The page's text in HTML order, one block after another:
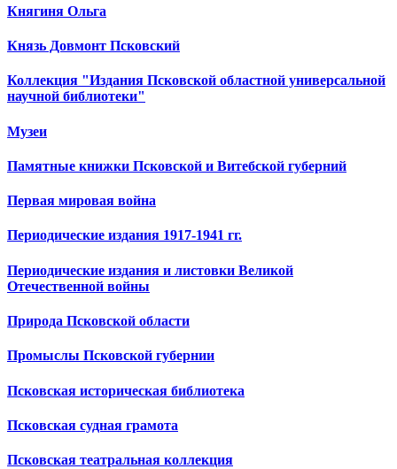
Княгиня Ольга
Князь Довмонт Псковский
Коллекция "Издания Псковской областной универсальной
научной библиотеки"
Музеи
Памятные книжки Псковской и Витебской губерний
Первая мировая война
Периодические издания 1917-1941 гг.
Периодические издания и листовки Великой
Отечественной войны
Природа Псковской области
Промыслы Псковской губернии
Псковская историческая библиотека
Псковская судная грамота
Псковская театральная коллекция